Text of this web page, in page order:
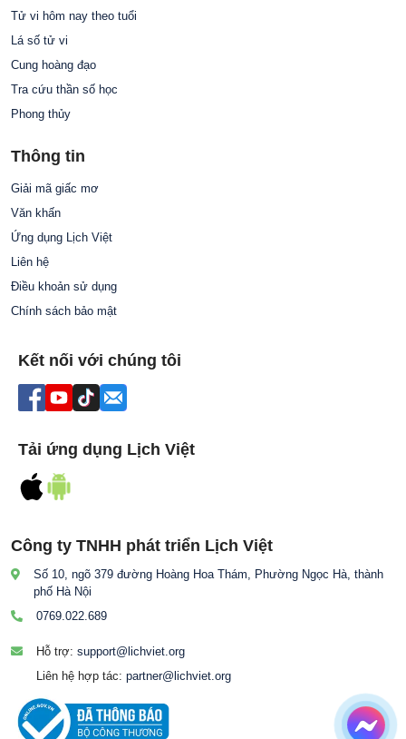
Công ty TNHH phát triển Lịch Việt
Số 10, ngõ 379 đường Hoàng Hoa Thám, Phường Ngọc Hà, thành
phố Hà Nội
0769.022.689
Hỗ trợ: support@lichviet.org
Liên hệ hợp tác: partner@lichviet.org
Tử vi hôm nay theo tuổi
Lá số tử vi
Cung hoàng đạo
Tra cứu thần số học
Phong thủy
Thông tin
Giải mã giấc mơ
Văn khấn
Ứng dụng Lịch Việt
Liên hệ
Điều khoản sử dụng
Chính sách bảo mật
Kết nối với chúng tôi
Tải ứng dụng Lịch Việt